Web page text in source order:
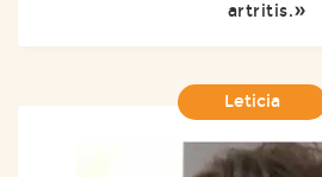
artritis.
Leticia